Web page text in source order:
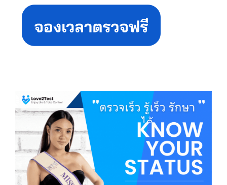
Sidebar